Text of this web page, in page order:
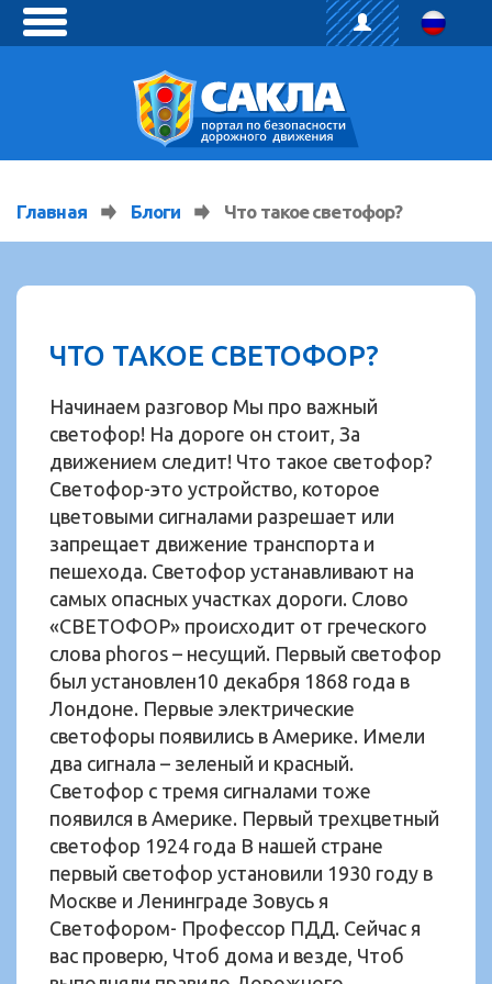
toggle
Главная Блоги Что такое светофор?
ЧТО ТАКОЕ СВЕТОФОР?
Начинаем разговор Мы про важный
светофор! На дороге он стоит, За
движением следит! Что такое светофор?
Светофор-это устройство, которое
цветовыми сигналами разрешает или
запрещает движение транспорта и
пешехода. Светофор устанавливают на
самых опасных участках дороги. Слово
«СВЕТОФОР» происходит от греческого
слова phoros – несущий. Первый светофор
был установлен10 декабря 1868 года в
Лондоне. Первые электрические
светофоры появились в Америке. Имели
два сигнала – зеленый и красный.
Светофор с тремя сигналами тоже
появился в Америке. Первый трехцветный
светофор 1924 года В нашей стране
первый светофор установили 1930 году в
Москве и Ленинграде Зовусь я
Светофором- Профессор ПДД. Сейчас я
вас проверю, Чтоб дома и везде, Чтоб